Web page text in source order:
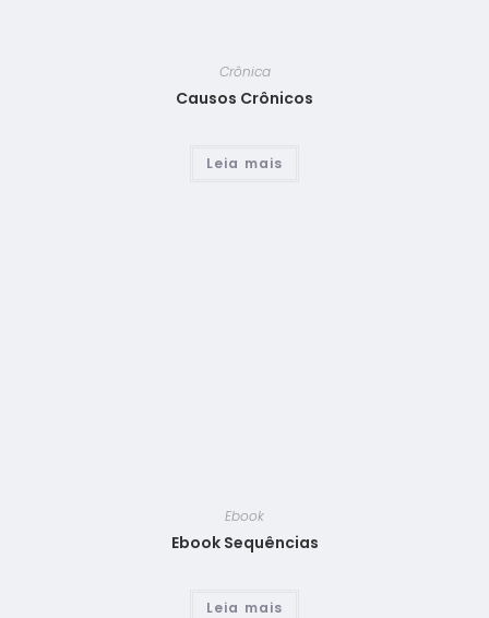
Crônica
Causos Crônicos
Leia mais
Ebook
Ebook Sequências
Leia mais